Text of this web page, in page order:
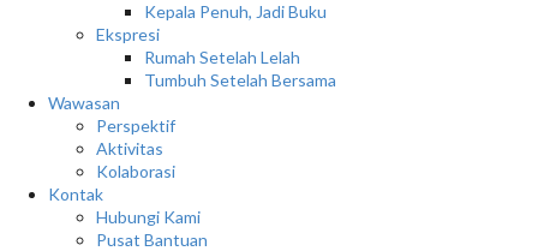
Kepala Penuh, Jadi Buku
Ekspresi
Rumah Setelah Lelah
Tumbuh Setelah Bersama
Wawasan
Perspektif
Aktivitas
Kolaborasi
Kontak
Hubungi Kami
Pusat Bantuan